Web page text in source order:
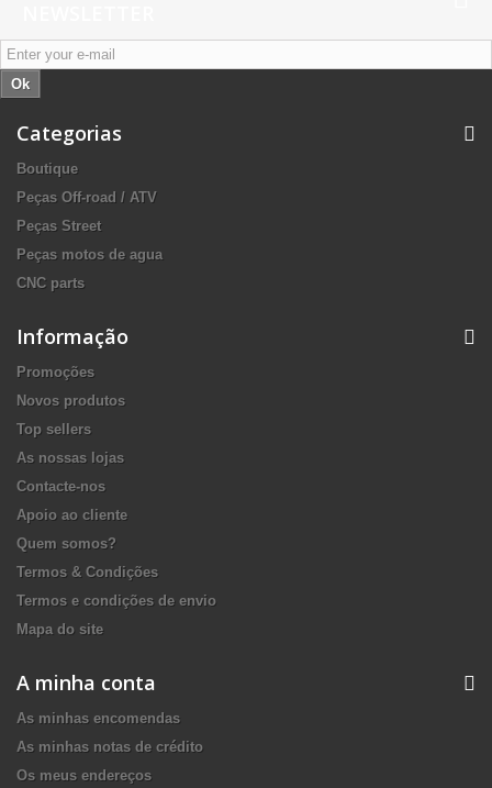
Ok
Categorias
Boutique
Peças Off-road / ATV
Peças Street
Peças motos de agua
CNC parts
Informação
Promoções
Novos produtos
Top sellers
As nossas lojas
Contacte-nos
Apoio ao cliente
Quem somos?
Termos & Condições
Termos e condições de envio
Mapa do site
A minha conta
As minhas encomendas
As minhas notas de crédito
Os meus endereços